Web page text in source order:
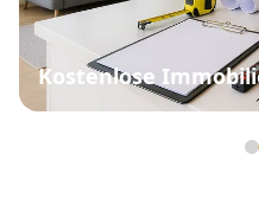
Kostenlose